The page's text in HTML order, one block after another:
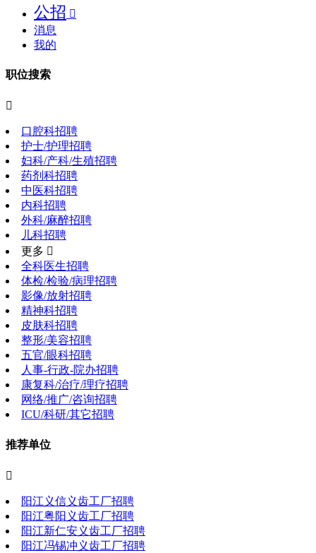
公招 
消息
我的
职位搜索

口腔科招聘
护士/护理招聘
妇科/产科/生殖招聘
药剂科招聘
中医科招聘
内科招聘
外科/麻醉招聘
儿科招聘
更多 
全科医生招聘
体检/检验/病理招聘
影像/放射招聘
精神科招聘
皮肤科招聘
整形/美容招聘
五官/眼科招聘
人事-行政-院办招聘
康复科/治疗/理疗招聘
网络/推广/咨询招聘
ICU/科研/其它招聘
推荐单位

阳江义信义齿工厂招聘
阳江粤阳义齿工厂招聘
阳江新仁安义齿工厂招聘
阳江冯锡冲义齿工厂招聘